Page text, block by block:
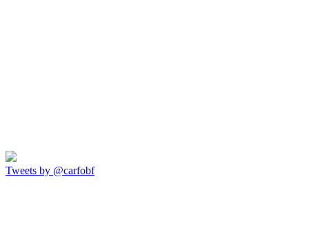
Tweets by @carfobf